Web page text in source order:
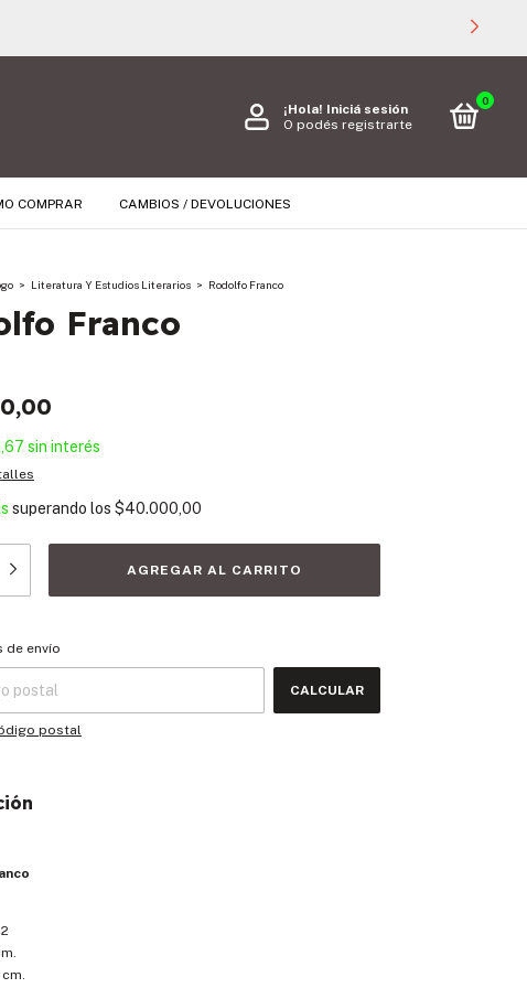
¡Hola! Iniciá sesión
O podés registrarte
0
COMPRAR CAMBIOS / DEVOLUCIONES
> Literatura Y Estudios Literarios > Rodolfo Franco
Franco
sin interés
superando los $40.000,00
el CP:
de envío
CALCULAR
postal
cm.